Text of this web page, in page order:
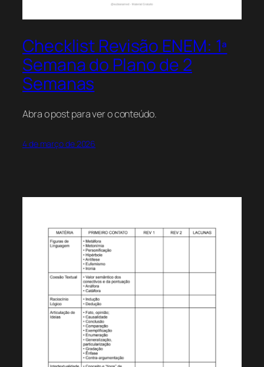
Checklist Revisão ENEM: 1ª
Semana do Plano de 2
Semanas
Abra o post para ver o conteúdo.
4 de março de 2026